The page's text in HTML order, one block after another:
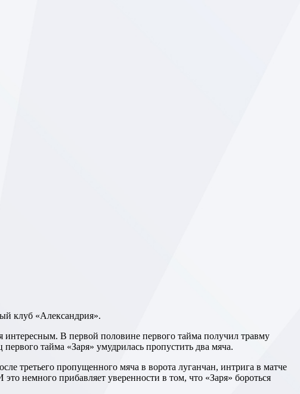
клуб «Александрия».
тайма «Заря» умудрилась пропустить два мяча.
немного прибавляет уверенности в том, что «Заря» бороться